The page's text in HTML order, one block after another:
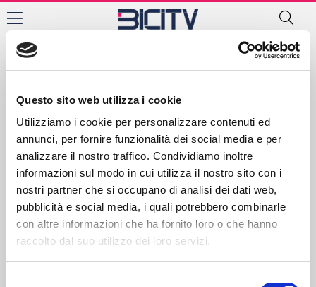
Questo sito web utilizza i cookie
Utilizziamo i cookie per personalizzare contenuti ed
annunci, per fornire funzionalità dei social media e per
analizzare il nostro traffico. Condividiamo inoltre
informazioni sul modo in cui utilizza il nostro sito con i
nostri partner che si occupano di analisi dei dati web,
pubblicità e social media, i quali potrebbero combinarle
con altre informazioni che ha fornito loro o che hanno
raccolto dal suo utilizzo dei loro servizi.
Puglia